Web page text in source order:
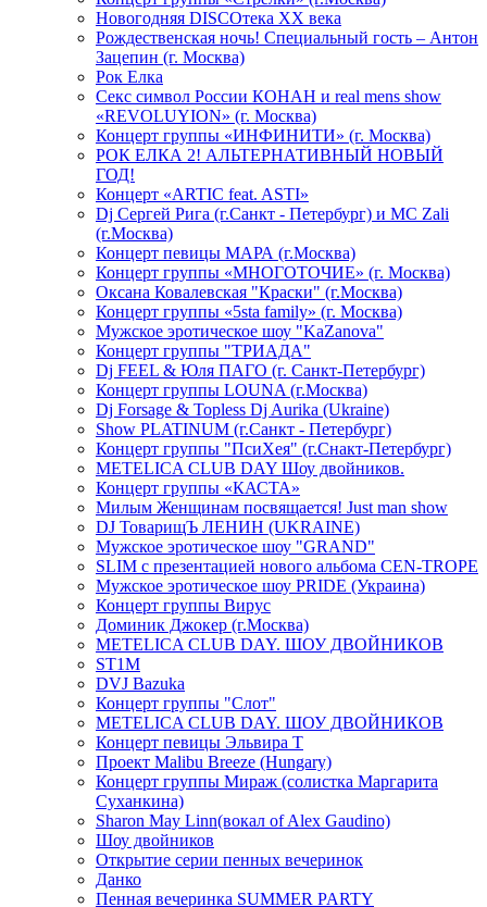
Новогодняя DISCOтека ХХ века
Рождественская ночь! Специальный гость – Антон
Зацепин (г. Москва)
Рок Елка
Секс символ России КОНАН и real mens show
«REVOLUYION» (г. Москва)
Концерт группы «ИНФИНИТИ» (г. Москва)
РОК ЕЛКА 2! АЛЬТЕРНАТИВНЫЙ НОВЫЙ
ГОД!
Концерт «ARTIC feat. ASTI»
Dj Сергей Рига (г.Санкт - Петербург) и MC Zali
(г.Москва)
Концерт певицы МАРА (г.Москва)
Концерт группы «МНОГОТОЧИЕ» (г. Москва)
Оксана Ковалевская "Краски" (г.Москва)
Концерт группы «5sta family» (г. Москва)
Мужское эротическое шоу "KaZanova"
Концерт группы "ТРИАДА"
Dj FEEL & Юля ПАГО (г. Санкт-Петербург)
Концерт группы LOUNA (г.Москва)
Dj Forsage & Topless Dj Aurika (Ukraine)
Show PLATINUM (г.Санкт - Петербург)
Концерт группы "ПсиХея" (г.Снакт-Петербург)
METELICA CLUB DAY Шоу двойников.
Концерт группы «КАСТА»
Милым Женщинам посвящается! Just man show
DJ ТоварищЪ ЛЕНИН (UKRAINE)
Мужское эротическое шоу "GRAND"
SLIM с презентацией нового альбома CEN-TROPE
Мужское эротическое шоу PRIDE (Украина)
Концерт группы Вирус
Доминик Джокер (г.Москва)
METELICA CLUB DAY. ШОУ ДВОЙНИКОВ
ST1M
DVJ Bazuka
Концерт группы "Слот"
METELICA CLUB DAY. ШОУ ДВОЙНИКОВ
Концерт певицы Эльвира Т
Проект Malibu Breeze (Hungary)
Концерт группы Мираж (солистка Маргарита
Суханкина)
Sharon May Linn(вокал of Alex Gaudino)
Шоу двойников
Открытие серии пенных вечеринок
Данко
Пенная вечеринка SUMMER PARTY